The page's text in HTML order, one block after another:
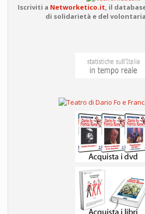
Iscriviti a Networketico.it, il
di solidarietà e del